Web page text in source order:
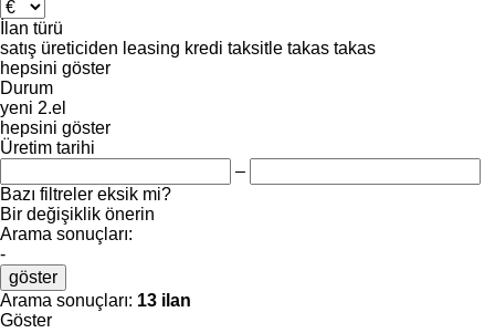
İlan türü
satış üreticiden leasing kredi taksitle takas takas
hepsini göster
Durum
yeni 2.el
hepsini göster
Üretim tarihi
–
Bazı filtreler eksik mi?
Bir değişiklik önerin
Arama sonuçları:
-
göster
Arama sonuçları: 13 ilan
Göster